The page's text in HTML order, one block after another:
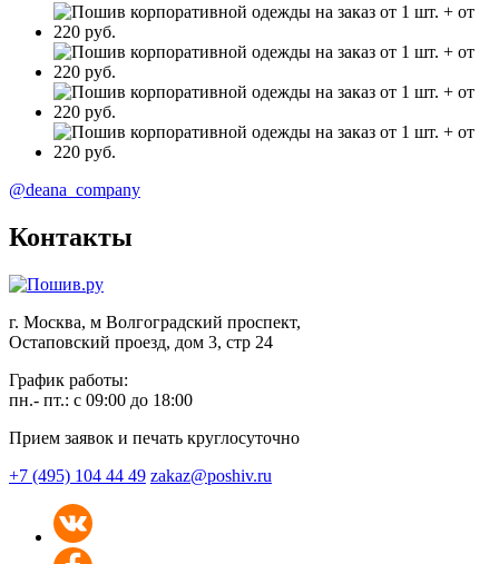
@deana_company
Контакты
г. Москва, м Волгоградский проспект,
Остаповский проезд, дом 3, стр 24
График работы:
пн.- пт.: с 09:00 до 18:00
Прием заявок и печать круглосуточно
+7 (495) 104 44 49 zakaz@poshiv.ru